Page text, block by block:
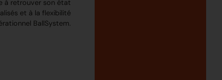
à retrouver son état
et à la flexibilité
BallSystem.